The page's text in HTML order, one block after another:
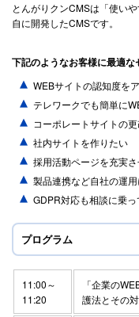
とんがりクンCMSは「使い
自に開発したCMSです。
下記のようなお客様に最適な
WEBサイトの認知度を
テレワークでも簡単に
コーポレートサイトの
社内サイトを作りたい
採用活動ページを充実
製品連携など自社の運
GDPR対応も相談に乗っ
プログラム
11:00～
11:20
「企業の
護法とその対